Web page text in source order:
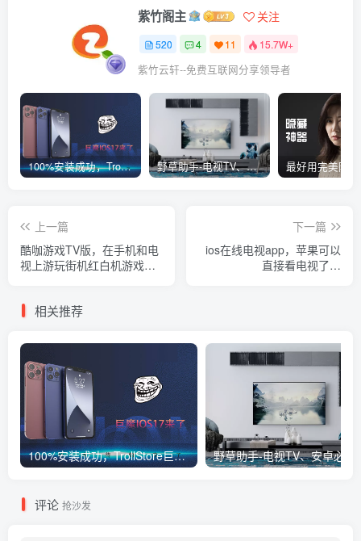
紫竹阁主 关注
520 4 11 15.7W+
紫竹云轩--免费互联网分享领导者
100%安装成功，TrollStore巨魔商店ios17来了，这些系统马上起飞了 野草助手-电视TV、安卓必装的一款软件，超级好用
上一篇
酷咖游戏TV版，在手机和电
视上游玩街机红白机游戏，
下一篇
ios在线电视app，苹果可以
直接看电视了，
相关推荐
100%安装成功，TrollStore巨魔商店ios17来了，这些系统马上起飞了
评论 抢沙发